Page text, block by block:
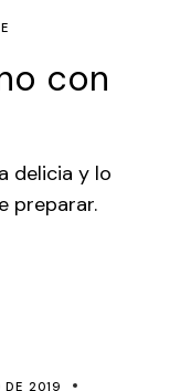
con
delicia y lo
preparar.
DE 2019